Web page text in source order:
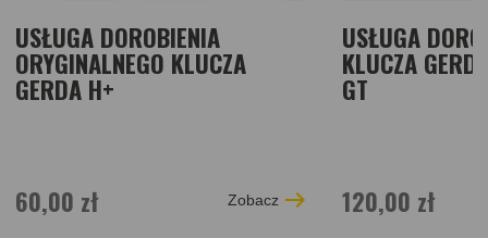
USŁUGA DOROBIENIA
ORYGINALNEGO KLUCZA
GERDA H+
60,00 zł Zobacz
USŁUGA
KLUCZA
GT
120,00 zł